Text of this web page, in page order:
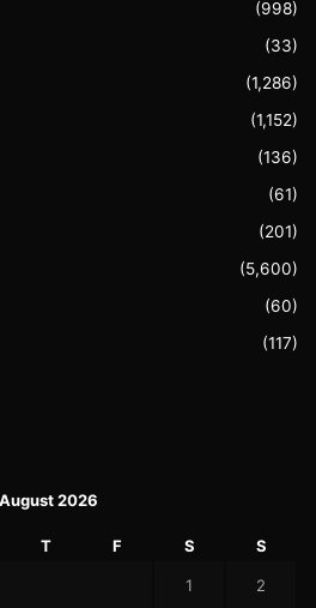
(998)
(33)
(1,286)
(1,152)
(136)
(61)
(201)
(5,600)
(60)
(117)
August 2026
T F S S
1 2